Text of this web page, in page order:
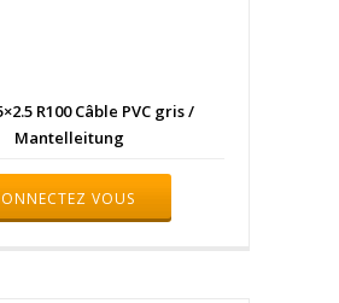
R100 Câble PVC gris /
Mantelleitung
VOUS